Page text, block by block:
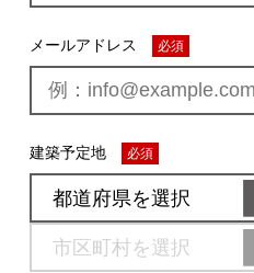
メールアドレス 必須
建築予定地 必須